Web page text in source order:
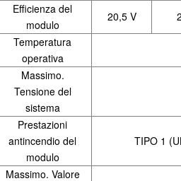
Efficienza del
modulo
20,5 V
Temperatura
operativa
Massimo.
Tensione del
sistema
Prestazioni
antincendio del
modulo
TIPO 1
Massimo. Valore